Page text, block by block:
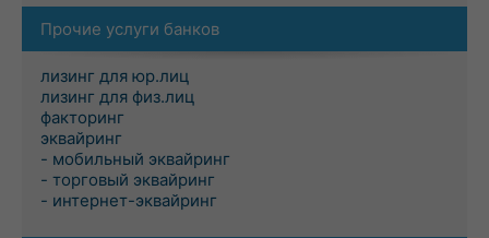
Прочие услуги банков
лизинг для юр.лиц
лизинг для физ.лиц
факторинг
эквайринг
- мобильный эквайринг
- торговый эквайринг
- интернет-эквайринг